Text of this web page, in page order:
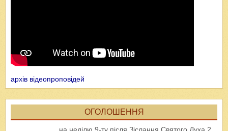
архів відеопроповідей
ОГОЛОШЕННЯ